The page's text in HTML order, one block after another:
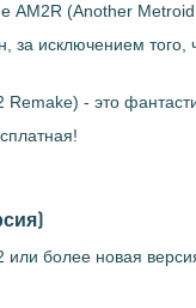
AM2R (Another
за исключением
- это
или более новая